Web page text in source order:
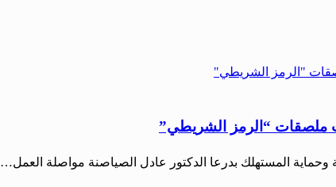
ملصقات “الرمز الشريطي”
وحماية المستهلك بدرعا الدكتور عادل الصياصنة مواصلة العمل…